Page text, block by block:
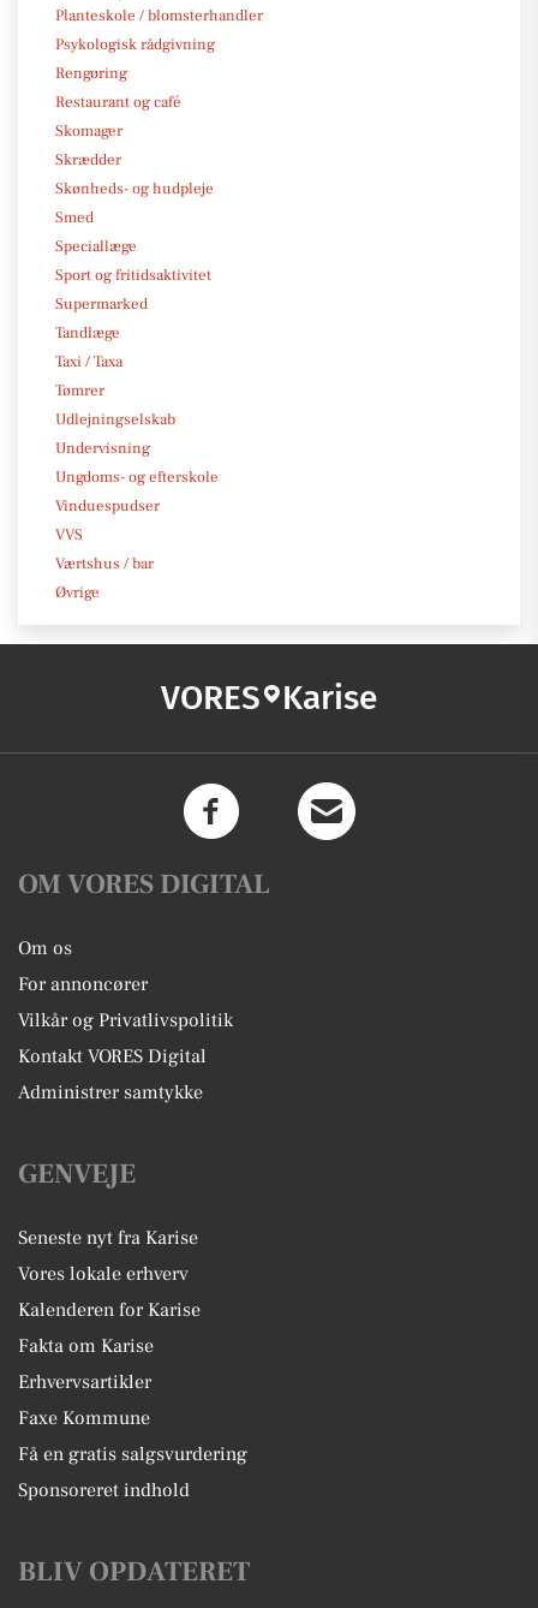
Planteskole / blomsterhandler
Psykologisk rådgivning
Rengøring
Restaurant og café
Skomager
Skrædder
Skønheds- og hudpleje
Smed
Speciallæge
Sport og fritidsaktivitet
Supermarked
Tandlæge
Taxi / Taxa
Tømrer
Udlejningselskab
Undervisning
Ungdoms- og efterskole
Vinduespudser
VVS
Værtshus / bar
Øvrige
VORES Karise
OM VORES DIGITAL
Om os
For annoncører
Vilkår og Privatlivspolitik
Kontakt VORES Digital
Administrer samtykke
GENVEJE
Seneste nyt fra Karise
Vores lokale erhverv
Kalenderen for Karise
Fakta om Karise
Erhvervsartikler
Faxe Kommune
Få en gratis salgsvurdering
Sponsoreret indhold
BLIV OPDATERET